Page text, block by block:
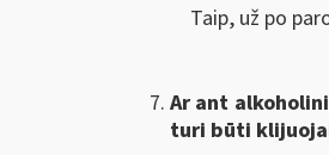
Taip, už po
Ar ant
turi būti